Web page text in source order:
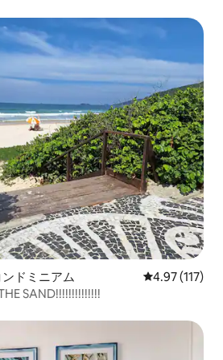
スです。
ドミニアム レビュー117
4.97 (117)
SAND!!!!!!!!!!!!!!
です。